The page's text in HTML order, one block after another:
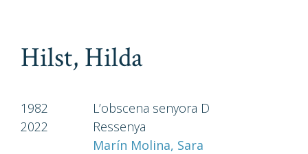
Hilst, Hilda
1982
L’obscena senyora D
2022
Ressenya
Marín Molina, Sara